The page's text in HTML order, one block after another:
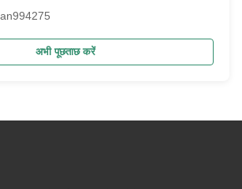
अभी पूछताछ करें